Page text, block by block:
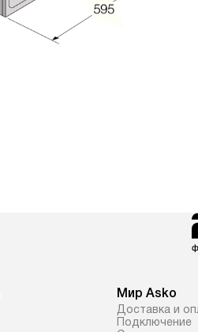
Мир Asko
Доставка и
Подключение